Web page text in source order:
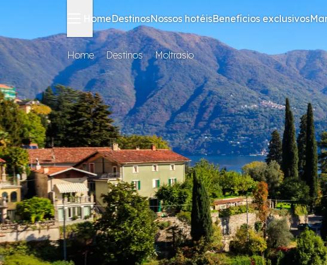
HomeDestinosNossos hotéisBenefícios exclusivos
Home Destinos Moltrasio